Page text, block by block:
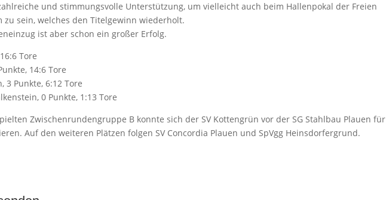
und stimmungsvolle Unterstützung, um vielleicht auch beim Hallenpokal der Freien
zu sein, welches den Titelgewinn wiederholt.
ist aber schon ein großer Erfolg.
Tore
14:6 Tore
3 Punkte, 6:12 Tore
0 Punkte, 1:13 Tore
Zwischenrundengruppe B konnte sich der SV Kottengrün vor der SG Stahlbau Plauen für
Auf den weiteren Plätzen folgen SV Concordia Plauen und SpVgg Heinsdorfergrund.